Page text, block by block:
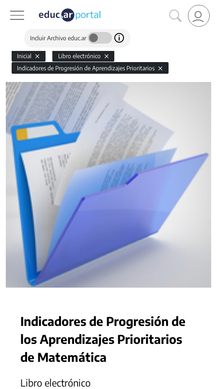
Incluir Archivo educ.ar
Inicial
Libro electrónico
Indicadores de Progresión de Aprendizajes Prioritarios
Indicadores de Progresión de
los Aprendizajes Prioritarios
de Matemática
Libro electrónico